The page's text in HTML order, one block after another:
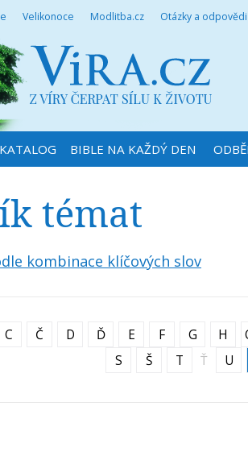
Velikonoce Modlitba.cz Otázky a odpovědi
KATALOG BIBLE NA KAŽDÝ DEN
témat
kombinace klíčových slov
C Č D Ď E F G H
S
Š T Ť U